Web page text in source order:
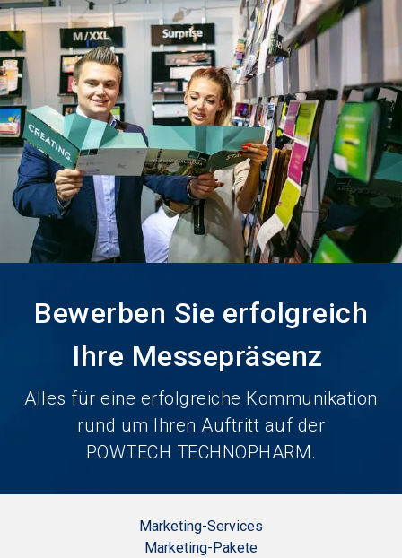
Jetzt Aussteller
werden
News
abonnieren
language
search
Bewerben Sie erfolgreich
Ihre Messepräsenz
Alles für eine erfolgreiche Kommunikation
rund um Ihren Auftritt auf der
POWTECH TECHNOPHARM.
Marketing-Services
Marketing-Pakete